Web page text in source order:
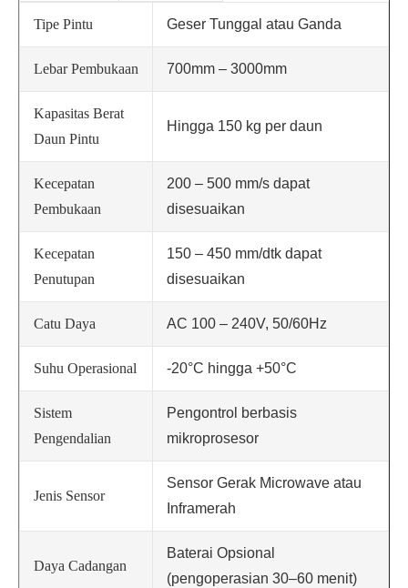
Tipe Pintu Geser Tunggal atau Ganda
Lebar Pembukaan 700mm – 3000mm
Kapasitas Berat
Daun Pintu
Hingga 150 kg per daun
Kecepatan
Pembukaan
200 – 500 mm/s dapat
disesuaikan
Kecepatan
Penutupan
150 – 450 mm/dtk dapat
disesuaikan
Catu Daya AC 100 – 240V, 50/60Hz
Suhu Operasional -20°C hingga +50°C
Sistem
Pengendalian
Pengontrol berbasis
mikroprosesor
Jenis Sensor
Sensor Gerak Microwave atau
Inframerah
Daya Cadangan
Baterai Opsional
(pengoperasian 30–60 menit)